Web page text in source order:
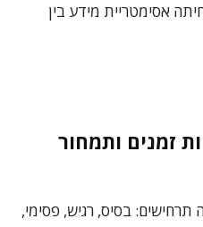
אסימטריית מידע בין
זמנים ותמחור
תרחישים: בסיס, רגיש, פסימי,